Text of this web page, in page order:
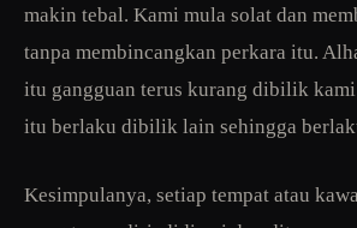
makin tebal. Kami mula solat dan
tanpa membincangkan perkara itu.
itu gangguan terus kurang dibilik kami
itu berlaku dibilik lain sehingga
Kesimpulanya, setiap tempat atau